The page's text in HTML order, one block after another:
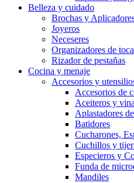
Belleza y cuidado
Brochas y
Joyeros
Neceseres
Organizadores de
Rizador de pestañas
Cocina y menaje
Accesorios y
Accesorios de
Aceiteros y
Aplastadores
Batidores
Cucharones,
Cuchillos y
Especieros y
Funda de
Mandiles